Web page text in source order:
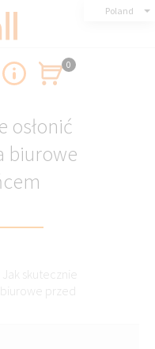
Poland
0
osłonić
biurowe
Jak skutecznie
biurowe przed